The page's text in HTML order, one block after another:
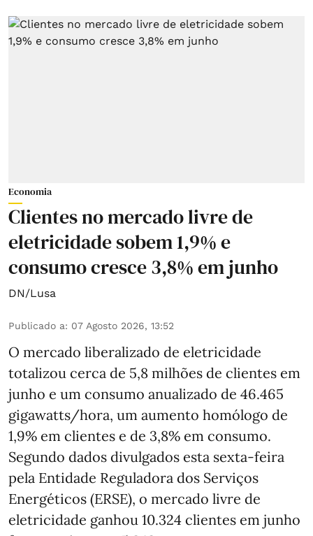
Economia
Clientes no mercado livre de
eletricidade sobem 1,9% e
consumo cresce 3,8% em junho
DN/Lusa
Publicado a: 07 Agosto 2026, 13:52
O mercado liberalizado de eletricidade
totalizou cerca de 5,8 milhões de clientes em
junho e um consumo anualizado de 46.465
gigawatts/hora, um aumento homólogo de
1,9% em clientes e de 3,8% em consumo.
Segundo dados divulgados esta sexta-feira
pela Entidade Reguladora dos Serviços
Energéticos (ERSE), o mercado livre de
eletricidade ganhou 10.324 clientes em junho